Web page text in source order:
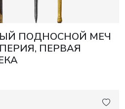
ПОДНОСНОЙ МЕЧ
ПЕРВАЯ